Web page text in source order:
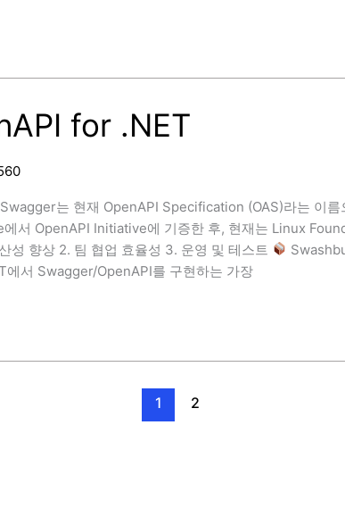
for .NET
는 현재 OpenAPI Specification (OAS)라는 이
서 OpenAPI Initiative에 기증한 후, 현재는 Linux
성 향상 2. 팀 협업 효율성 3. 운영 및 테스트
서 Swagger/OpenAPI를 구현하는 가장
1 2